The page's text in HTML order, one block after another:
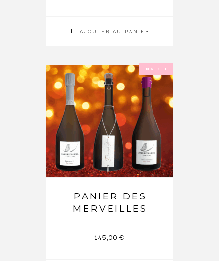
AJOUTER AU PANIER
EN VEDETTE
PANIER DES
MERVEILLES
145,00€